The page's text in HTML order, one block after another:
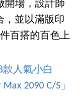
開場，設計師
，並以滿版印
百搭的百色上
款人氣小白
2090 C/S」